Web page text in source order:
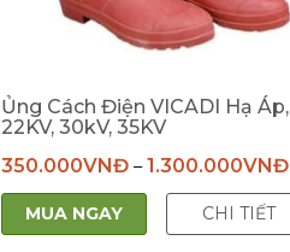
Ủng Cách Điện VICADI Hạ Áp,
22KV, 30kV, 35KV
350.000VNĐ –1.300.000VNĐ
MUA NGAY CHI TIẾT